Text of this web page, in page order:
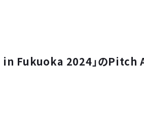
in Fukuoka 2024」のPitch